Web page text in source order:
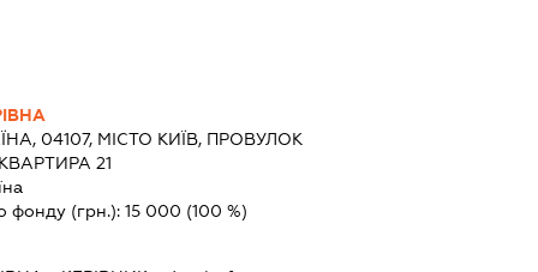
04107, МІСТО КИЇВ, ПРОВУЛОК
21
фонду (грн.): 15 000 (100 %)